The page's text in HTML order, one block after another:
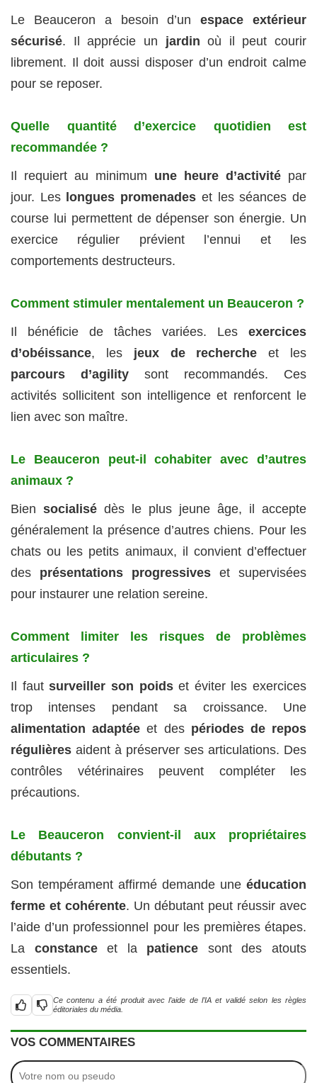
Le Beauceron a besoin d’unespace extérieur
sécurisé. Il apprécie un jardin où il peut courir
librement. Il doit aussi disposer d’un endroit calme
pour se reposer.
Quelle quantité d’exercice quotidien est
recommandée ?
Il requiert au minimum une heure d’activité par
jour. Les longues promenades et les séances de
course lui permettent de dépenser son énergie. Un
exercice régulier prévient l’ennui et les
comportements destructeurs.
Comment stimuler mentalement un Beauceron ?
Il bénéficie de tâches variées. Les exercices
d’obéissance, les jeux de recherche et les
parcours d’agility sont recommandés. Ces
activités sollicitent son intelligence et renforcent le
lien avec son maître.
Le Beauceron peut-il cohabiter avec d’autres
animaux ?
Bien socialisé dès le plus jeune âge, il accepte
généralement la présence d’autres chiens. Pour les
chats ou les petits animaux, il convient d’effectuer
des présentations progressives et supervisées
pour instaurer une relation sereine.
Comment limiter les risques de problèmes
articulaires ?
Il fautsurveiller son poidset éviter les exercices
trop intenses pendant sa croissance. Une
alimentation adaptée et des périodes de repos
régulières aident à préserver ses articulations. Des
contrôles vétérinaires peuvent compléter les
précautions.
Le Beauceron convient-il aux propriétaires
débutants ?
Son tempérament affirmé demande une éducation
ferme et cohérente. Un débutant peut réussir avec
l’aide d’un professionnel pour les premières étapes.
La constanceet la patience sont des atouts
essentiels.
Ce contenu a été produit avec l’aide de l’IA et validé selon les règles
éditoriales du média.
VOS COMMENTAIRES